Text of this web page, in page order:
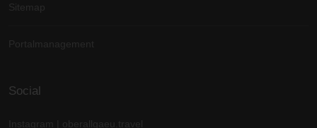
Sitemap
Portalmanagement
Social
Instagram | oberallgaeu.travel